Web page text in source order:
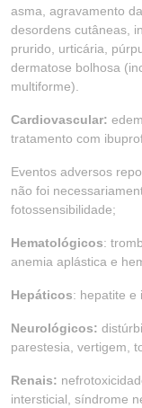
asma, agravamento
desordens cutâneas,
prurido, urticária,
dermatose bolhosa
multiforme).
Cardiovascular:
tratamento com
Eventos adversos
não foi
fotossensibilidade;
Hematológicos:
anemia aplástica e
Hepáticos: hepatite e
Neurológicos:
parestesia, vertigem,
Renais:
intersticial, síndrome